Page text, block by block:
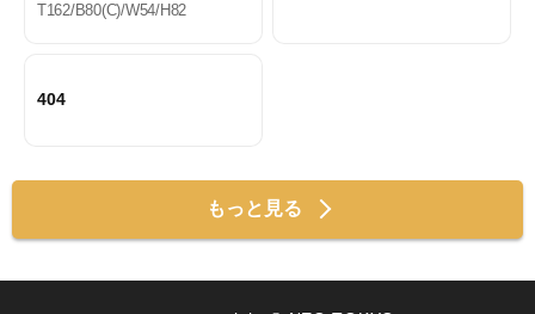
T162/B80(C)/W54/H82
404
もっと見る